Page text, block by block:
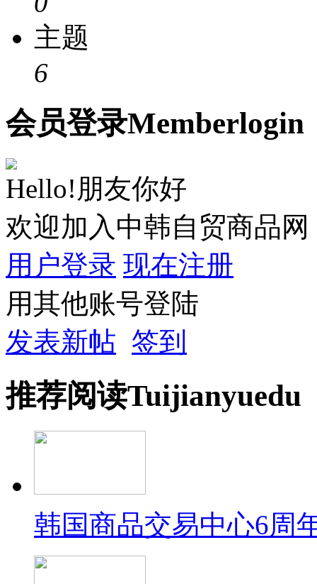
主题
6
会员登录Memberlogin
Hello!朋友你好
欢迎加入中韩自贸商品网
用户登录 现在注册
用其他账号登陆
发表新帖 签到
推荐阅读Tuijianyuedu
韩国商品交易中心6周